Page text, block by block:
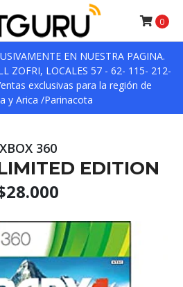
EN NUESTRA PAGINA.
ZOFRI, LOCALES 57 - 62- 115- 212-
exclusivas para la región de
y Arica /Parinacota
0
XBOX 360
EDITION